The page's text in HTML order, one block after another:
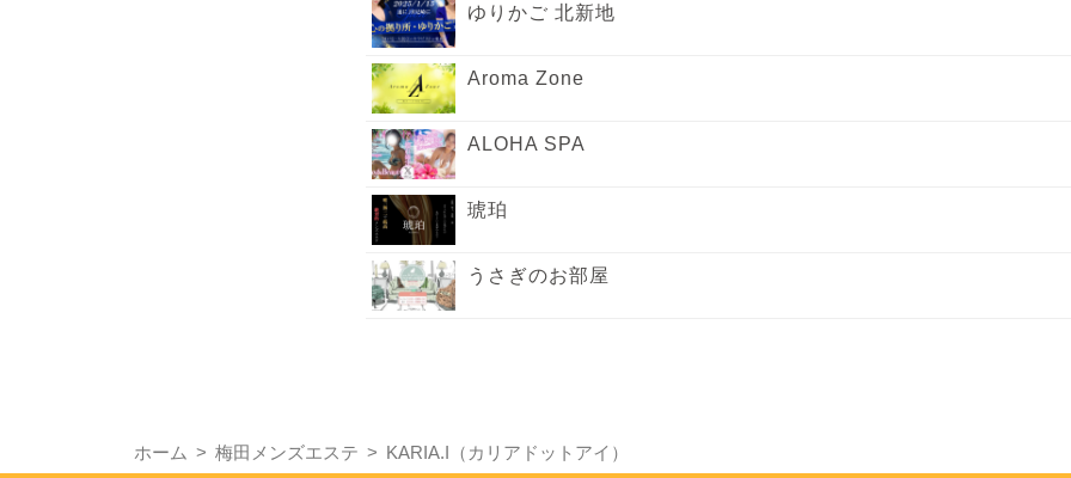
ゆりかご 北新地
Aroma Zone
ALOHA SPA
琥珀
うさぎのお部屋
ホーム 梅田メンズエステ KARIA.I（カリアドットアイ）